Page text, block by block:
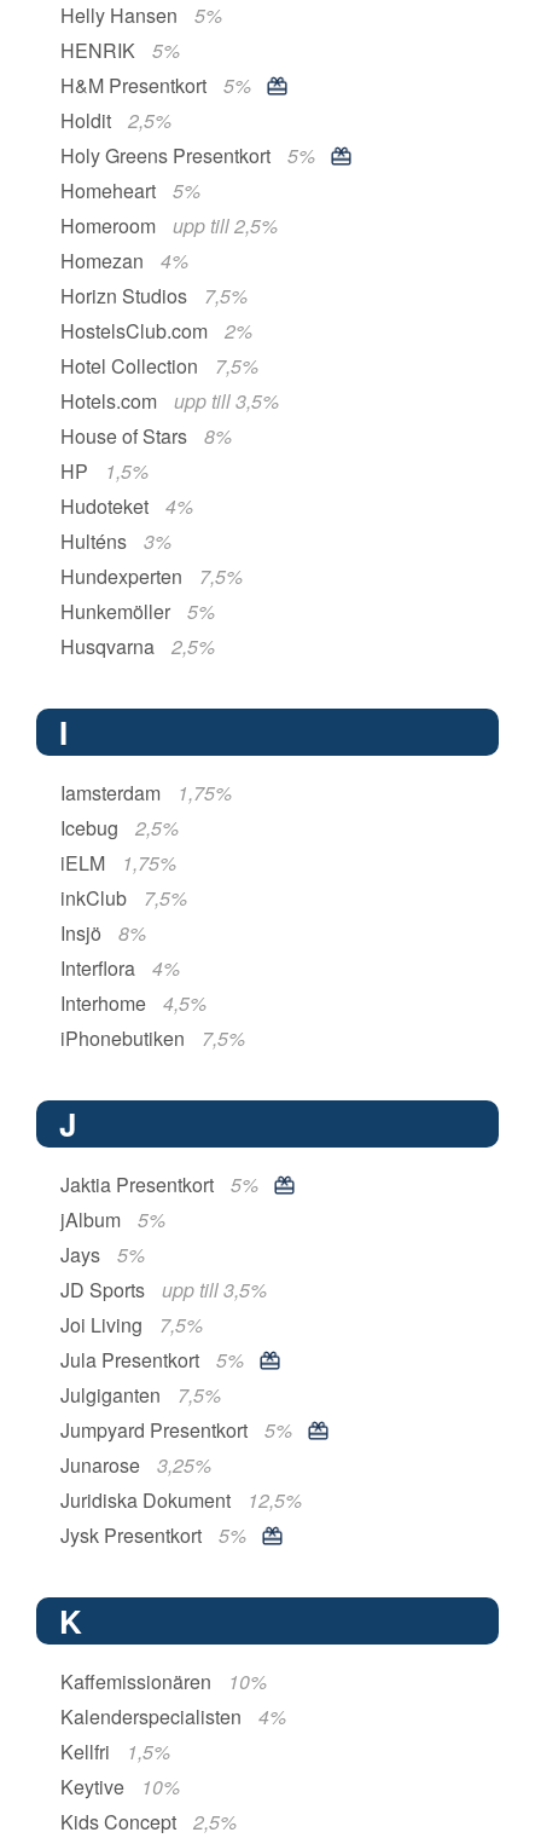
Helly Hansen
5%
HENRIK
5%
H&M Presentkort
5%
Holdit
2,5%
Holy Greens Presentkort
5%
Homeheart
5%
Homeroom
upp till 2,5%
Homezan
4%
Horizn Studios
7,5%
HostelsClub.com
2%
Hotel Collection
7,5%
Hotels.com
upp till 3,5%
House of Stars
8%
HP
1,5%
Hudoteket
4%
Hulténs
3%
Hundexperten
7,5%
Hunkemöller
5%
Husqvarna
2,5%
I
Iamsterdam
1,75%
Icebug
2,5%
iELM
1,75%
inkClub
7,5%
Insjö
8%
Interflora
4%
Interhome
4,5%
iPhonebutiken
7,5%
J
Jaktia Presentkort
5%
jAlbum
5%
Jays
5%
JD Sports
upp till 3,5%
Joi Living
7,5%
Jula Presentkort
5%
Julgiganten
7,5%
Jumpyard Presentkort
5%
Junarose
3,25%
Juridiska Dokument
12,5%
Jysk Presentkort
5%
K
Kaffemissionären
10%
Kalenderspecialisten
4%
Kellfri
1,5%
Keytive
10%
Kids Concept
2,5%